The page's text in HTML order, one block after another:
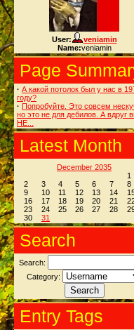
User:
veniamin
Name:veniamin
Page
· А какой потолок был у нас в
году?
· Попробуйте. Это совсем
но это не для дебилов. А вдруг
НЕ...
Latest Month
December 2035
1
2
3 4 5 6 7
8
9
10 11 12 13 14
16
17 18 19 20 21
23
24 25 26 27 28
30
31
Search
Search:
Category:
Entry Tags